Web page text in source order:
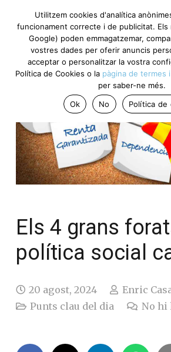
Els 4 grans
política social
20 agost, 2024
Enric
Punts clau del dia
No hi
Utilitzem cookies d'analítica
funcionament correcte i de publicitat. Els
Google) poden emmagatzemar,
vostres dades per oferir anuncis
acceptar o personalitzar la vostra
Política de Cookies o la pàgina de termes
per saber-ne més.
Ok
No Política de